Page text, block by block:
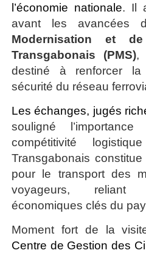
l’économie nationale. Il
avant les avancées
Modernisation et
Transgabonais (PMS),
destiné à renforcer
sécurité du réseau
Les échanges, jugés
souligné
compétitivité
Transgabonais
pour le transport des
voyageurs, reliant
économiques clés du
Moment fort de la
Centre de Gestion des